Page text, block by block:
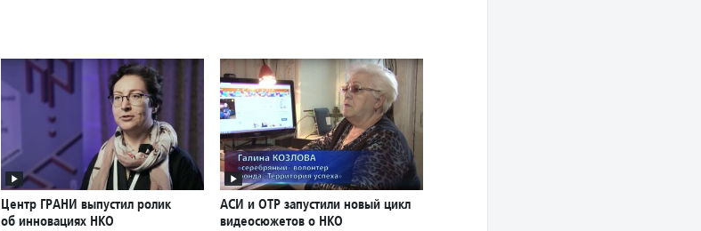
Центр ГРАНИ выпустил ролик
об инновациях НКО
АСИ и ОТР запустили новый цикл
видеосюжетов о НКО